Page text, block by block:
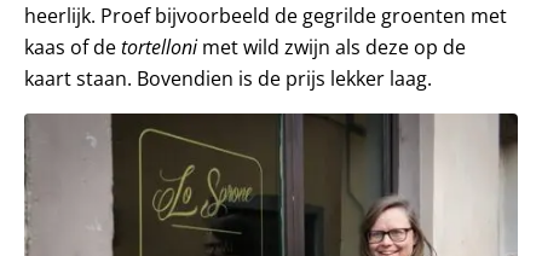
heerlijk. Proef bijvoorbeeld de gegrilde groenten met
kaas of detortellonimet wild zwijn als deze op de
kaart staan. Bovendien is de prijs lekker laag.